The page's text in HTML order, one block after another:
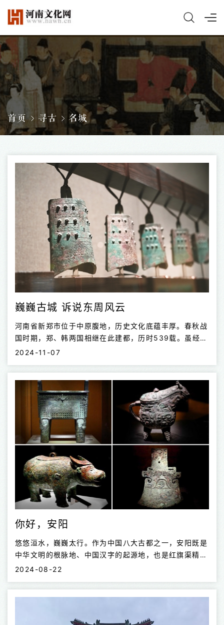
首页 寻古 名城
巍巍古城 诉说东周风云
河南省新郑市位于中原腹地，历史文化底蕴丰厚。春秋战
国时期，郑、韩两国相继在此建都，历时539载。虽经
2700多年风雨洗礼，高大的城垣仍矗立在溱洧河畔，其
2024-11-07
你好，安阳
悠悠洹水，巍巍太行。作为中国八大古都之一，安阳既是
中华文明的根脉地、中国汉字的起源地，也是红旗渠精神
的发源地，一山一河间，蕴含着连接历史与现在的密码。
2024-08-22